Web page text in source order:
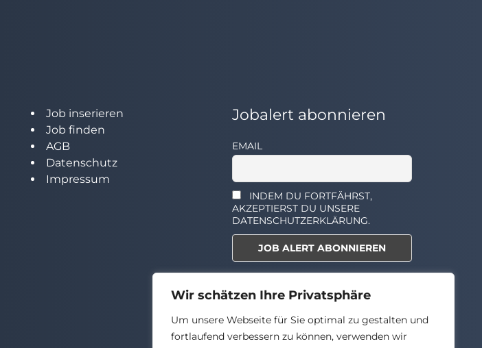
Wir schätzen Ihre Privatsphäre
Um unsere Webseite für Sie optimal zu gestalten und
fortlaufend verbessern zu können, verwenden wir
Job inserieren
Job finden
AGB
Datenschutz
Impressum
Jobalert abonnieren
EMAIL
INDEM DU FORTFÄHRST,
AKZEPTIERST DU UNSERE
DATENSCHUTZERKLÄRUNG.
Select the widget you want to